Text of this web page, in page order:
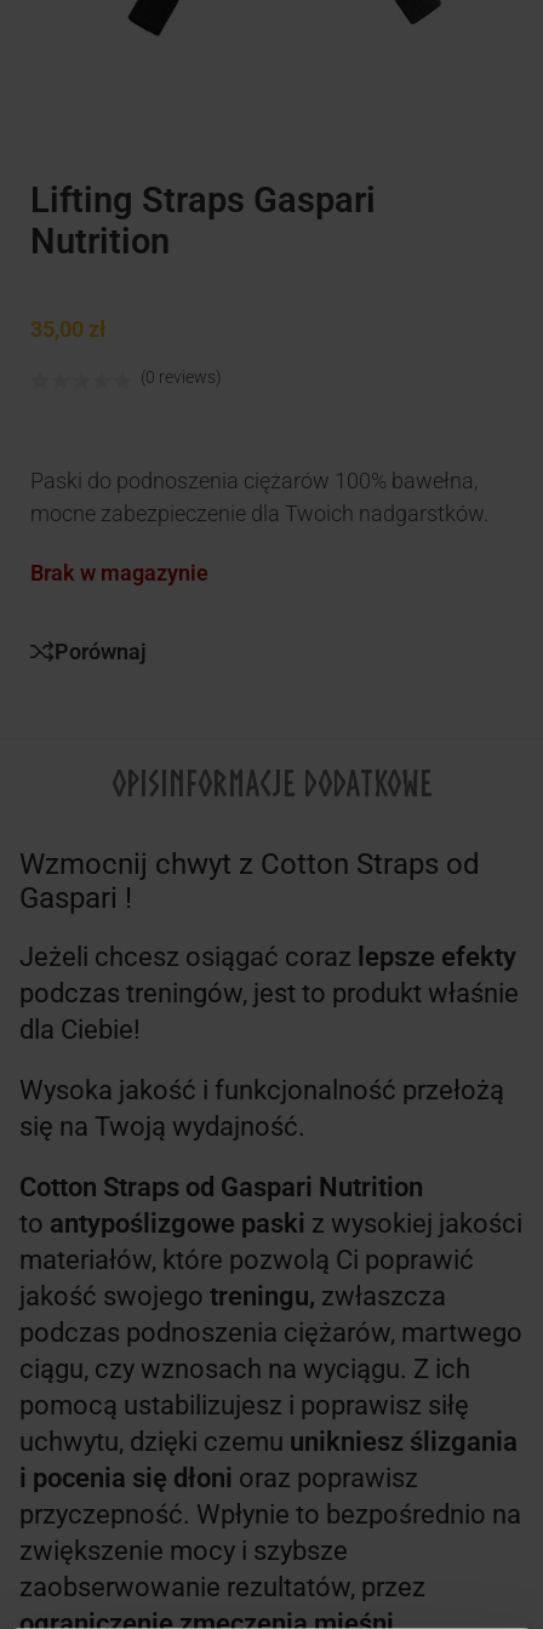
Lifting Straps Gaspari
Nutrition
35,00 zł
(0 reviews)
Paski do podnoszenia ciężarów 100% bawełna,
mocne zabezpieczenie dla Twoich nadgarstków.
Brak w magazynie
Porównaj
OPISINFORMACJE DODATKOWE
Wzmocnij chwyt z Cotton Straps od
Gaspari !
Jeżeli chcesz osiągać coraz lepsze efekty
podczas treningów, jest to produkt właśnie
dla Ciebie!
Wysoka jakość i funkcjonalność przełożą
się na Twoją wydajność.
Cotton Straps od Gaspari Nutrition
to antypoślizgowe paski z wysokiej jakości
materiałów, które pozwolą Ci poprawić
jakość swojego treningu, zwłaszcza
podczas podnoszenia ciężarów, martwego
ciągu, czy wznosach na wyciągu. Z ich
pomocą ustabilizujesz i poprawisz siłę
uchwytu, dzięki czemu unikniesz ślizgania
i pocenia się dłoni oraz poprawisz
przyczepność. Wpłynie to bezpośrednio na
zwiększenie mocy i szybsze
zaobserwowanie rezultatów, przez